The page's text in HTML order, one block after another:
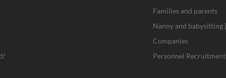
Families and parents
Nanny and babysitting
Companies
Personnel Recruitment